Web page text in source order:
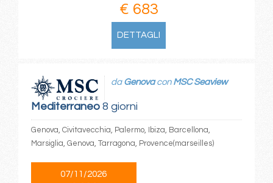
€ 683
DETTAGLI
Mediterraneo8 giorni
da Genovacon MSC Seaview
Genova, Civitavecchia, Palermo, Ibiza, Barcellona,
Marsiglia, Genova, Tarragona, Provence(marseilles)
07/11/2026